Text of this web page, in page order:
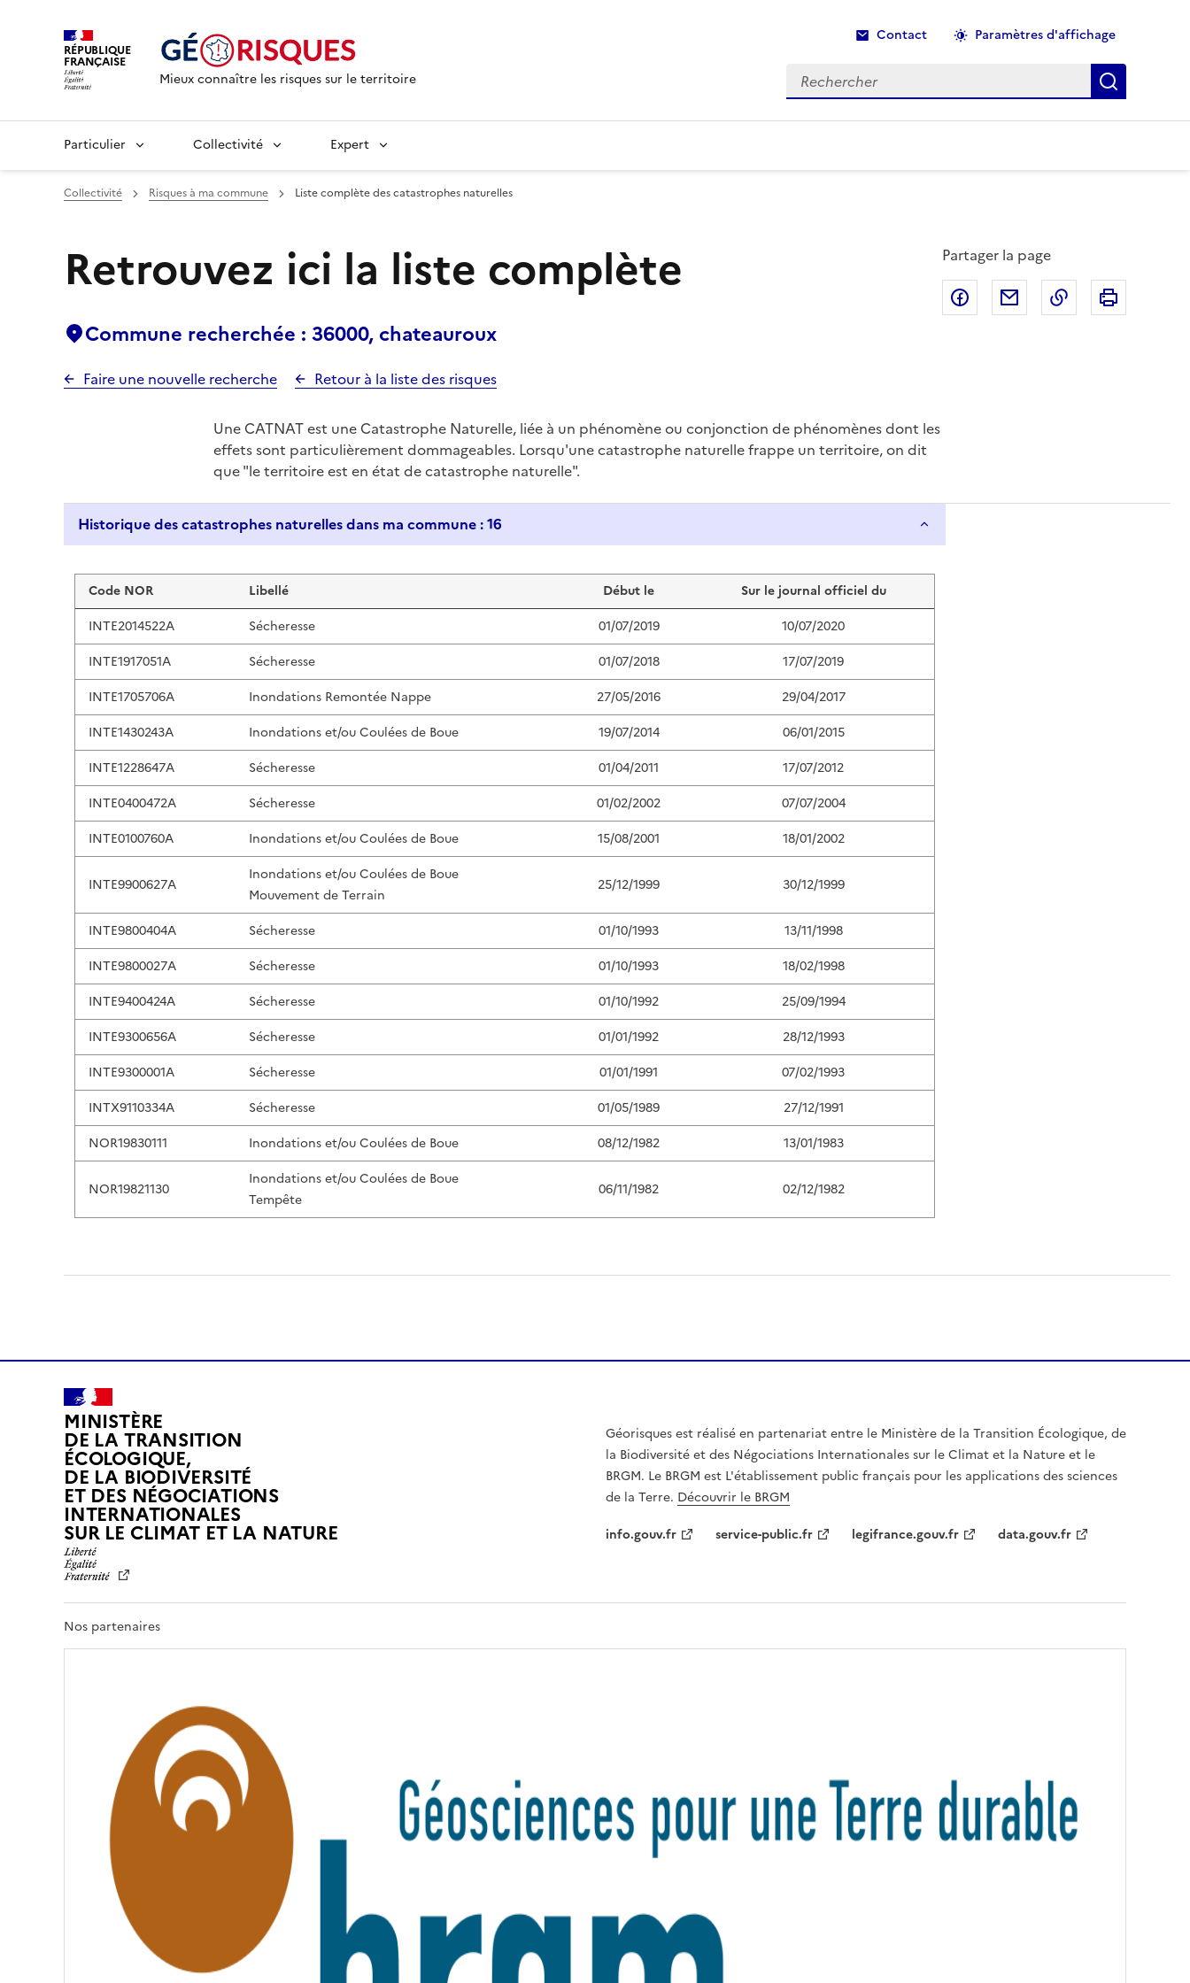
RÉPUBLIQUE
FRANÇAISE
Mieux connaître les risques sur le territoire
Contact Paramètres d'affichage
Rechercher Recherche
Particulier Collectivité Expert
Collectivité Risques à ma commune Liste complète des catastrophes naturelles
Retrouvez ici la liste complète
Commune recherchée : 36000, chateauroux
Faire une nouvelle recherche Retour à la liste des risques
Partager la page
Partager sur Facebook
Partager par email
Copier dans le
Une CATNAT est une Catastrophe Naturelle, liée à un phénomène ou conjonction de phénomènes dont les
effets sont particulièrement dommageables. Lorsqu'une catastrophe naturelle frappe un territoire, on dit
que "le territoire est en état de catastrophe naturelle".
Historique des catastrophes naturelles dans ma commune : 16
Liste de résultats
Code NOR Libellé Début le
Sur le journal officiel du
INTE2014522A
Sécheresse 01/07/2019
10/07/2020
INTE1917051A
Sécheresse 01/07/2018
17/07/2019
INTE1705706A
Inondations Remontée Nappe 27/05/2016
29/04/2017
INTE1430243A
Inondations et/ou Coulées de Boue 19/07/2014
06/01/2015
INTE1228647A
Sécheresse 01/04/2011
17/07/2012
INTE0400472A
Sécheresse 01/02/2002
07/07/2004
INTE0100760A
Inondations et/ou Coulées de Boue 15/08/2001 18/01/2002
INTE9900627A
Inondations et/ou Coulées de Boue
Mouvement de Terrain
25/12/1999 30/12/1999
INTE9800404A Sécheresse 01/10/1993
13/11/1998
INTE9800027A
Sécheresse 01/10/1993
18/02/1998
INTE9400424A
Sécheresse 01/10/1992
25/09/1994
INTE9300656A
Sécheresse 01/01/1992
28/12/1993
INTE9300001A
Sécheresse 01/01/1991
07/02/1993
INTX9110334A
Sécheresse 01/05/1989
27/12/1991
NOR19830111
Inondations et/ou Coulées de Boue 08/12/1982 13/01/1983
NOR19821130
Inondations et/ou Coulées de Boue
Tempête
06/11/1982 02/12/1982
MINISTÈRE
DE LA TRANSITION
ÉCOLOGIQUE,
DE LA BIODIVERSITÉ
ET DES NÉGOCIATIONS
INTERNATIONALES
SUR LE CLIMAT ET LA NATUREL
R
É
R
R
N
Géorisques est réalisé en partenariat entre le Ministère de la Transition Écologique, de
la Biodiversité et des Négociations Internationales sur le Climat et la Nature et le
BRGM. Le BRGM est L'établissement public français pour les applications des sciences
de la Terre. Découvrir le BRGM
info.gouv.fr
service-public.fr legifrance.gouv.fr data.gouv.fr
Nos partenaires